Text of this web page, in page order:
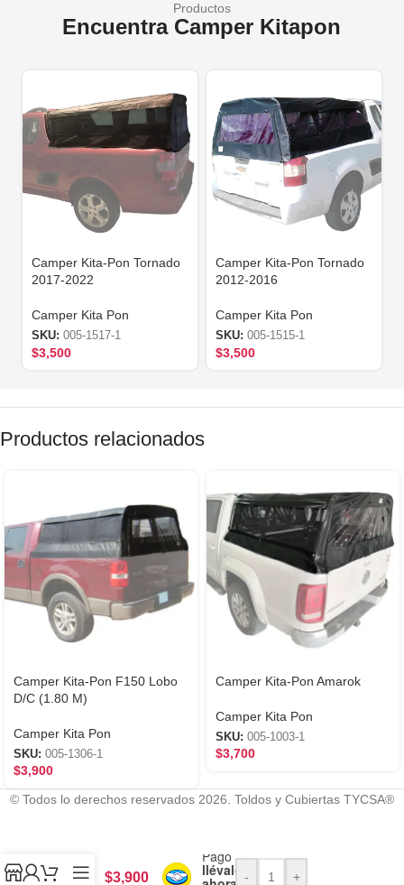
Productos
Encuentra Camper Kitapon
Camper Kita-Pon Tornado
2017-2022
Camper Kita Pon
SKU: 005-1517-1
$3,500
Camper Kita-Pon Tornado
2012-2016
Camper Kita Pon
SKU: 005-1515-1
$3,500
Productos relacionados
Camper Kita-Pon F150 Lobo
D/C (1.80 M)
Camper Kita Pon
SKU: 005-1306-1
$3,900
Camper Kita-Pon Amarok
Camper Kita Pon
SKU: 005-1003-1
$3,700
© Todos lo derechos reservados 2026. Toldos y Cubiertas TYCSA®
Ram
$3,900
Pago
llévalo
Modelo del auto (ej. Ford
- +